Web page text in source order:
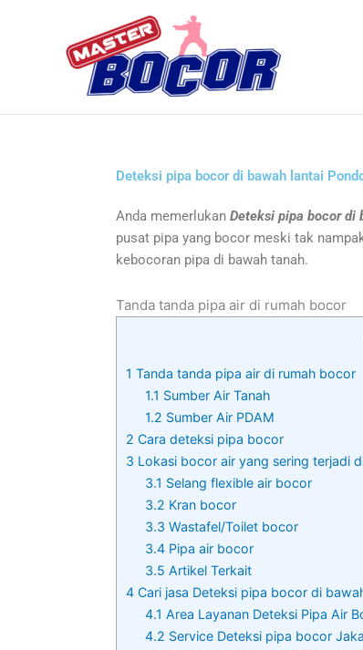
Deteksi pipa bocor di bawah lantai
Anda memerlukan Deteksi pipa bocor di
pusat pipa yang bocor meski tak
kebocoran pipa di bawah tanah.
Tanda tanda pipa air di rumah bocor
1 Tanda tanda pipa air di rumah bocor
1.1 Sumber Air Tanah
1.2 Sumber Air PDAM
2 Cara deteksi pipa bocor
3 Lokasi bocor air yang sering terjadi
3.1 Selang flexible air bocor
3.2 Kran bocor
3.3 Wastafel/Toilet bocor
3.4 Pipa air bocor
3.5 Artikel Terkait
4 Cari jasa Deteksi pipa bocor di
4.1 Area Layanan Deteksi Pipa Air
4.2 Service Deteksi pipa bocor